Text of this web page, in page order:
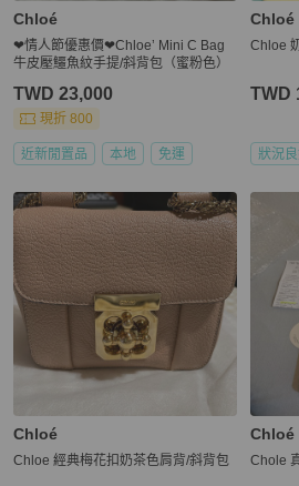
Chloé
❤︎情人節優惠價❤︎Chloe’ Mini C Bag
牛皮壓鱷魚紋手提/斜背包（蜜粉色）
TWD 23,000
現折 800
近新閒置品 本地 免運
Chloé
Chloe
TWD
狀況
Chloé
Chloe 經典梅花扣奶茶色肩背/斜背包
Chloé
Chole